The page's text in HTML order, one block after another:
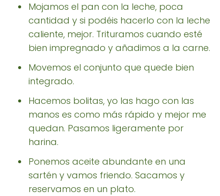
Mojamos el pan con la leche, poca
cantidad y si podéis hacerlo con la leche
caliente, mejor. Trituramos cuando esté
bien impregnado y añadimos a la carne.
Movemos el conjunto que quede bien
integrado.
Hacemos bolitas, yo las hago con las
manos es como más rápido y mejor me
quedan. Pasamos ligeramente por
harina.
Ponemos aceite abundante en una
sartén y vamos friendo. Sacamos y
reservamos en un plato.